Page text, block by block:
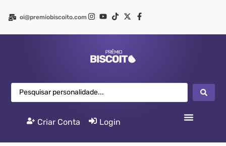
oi@premiobiscoito.com
Criar Conta Login